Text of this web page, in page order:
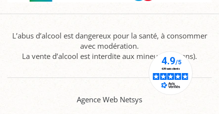
L’abus d’alcool est dangereux pour la santé, à consommer
avec modération.
La vente d’alcool est interdite aux mineurs (-18 ans).
Agence Web Netsys